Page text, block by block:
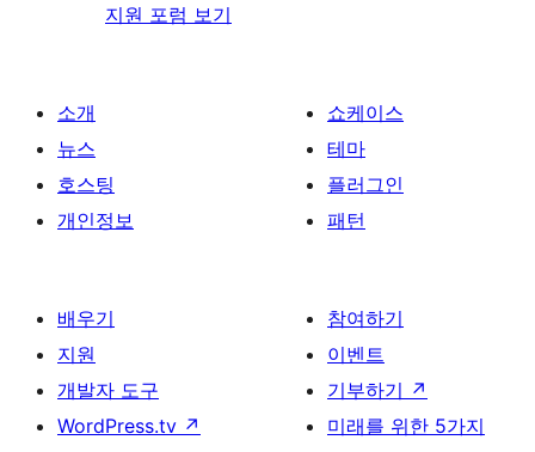
지원 포럼 보기
소개
뉴스
호스팅
개인정보
쇼케이스
테마
플러그인
패턴
배우기
지원
개발자 도구
WordPress.tv ↗
참여하기
이벤트
기부하기 ↗
미래를 위한 5가지